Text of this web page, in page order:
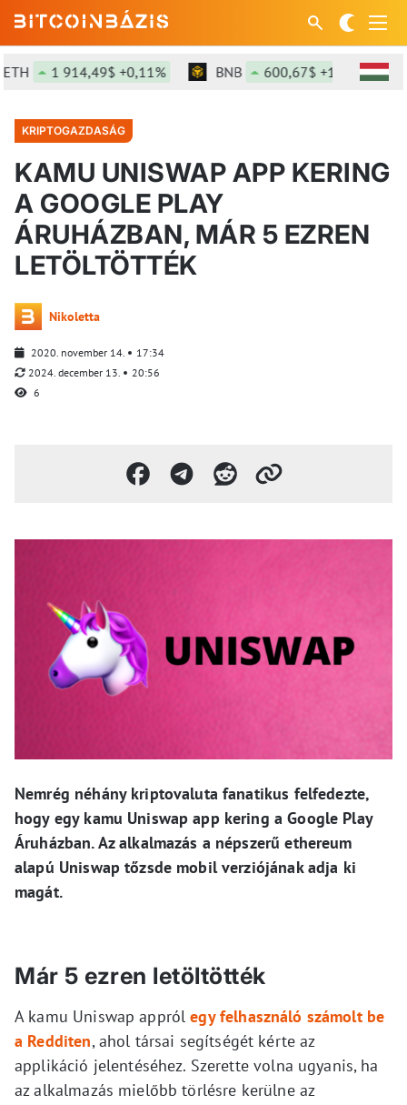
1 914,49$ +0,11% BNB 600,67$ +1,57%
KRIPTOGAZDASÁG
KAMU UNISWAP APP KERING
A GOOGLE PLAY
ÁRUHÁZBAN, MÁR 5 EZREN
LETÖLTÖTTÉK
Nikoletta
2020. november 14.
17:34
2024. december 13.
20:56
6
Nemrég néhány kriptovaluta fanatikus felfedezte,
hogy egy kamu Uniswap app kering a Google Play
Áruházban. Az alkalmazás a népszerű ethereum
alapú Uniswap tőzsde mobil verziójának adja ki
magát.
Már 5 ezren letöltötték
A kamu Uniswap apprólegy felhasználó számolt be
a Redditen, ahol társai segítségét kérte az
applikáció jelentéséhez. Szerette volna ugyanis, ha
az alkalmazás mielőbb törlésre kerülne az